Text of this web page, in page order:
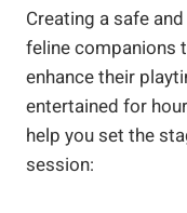
Creating‌ a safe
feline companions‌
‍enhance their
⁤entertained for
help you set the
session: